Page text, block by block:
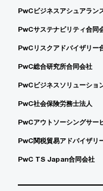
PwCビジネスアシュアラン
PwCサステナビリティ合同
PwCリスクアドバイザリー
PwC総合研究所合同会社
PwCビジネスソリューショ
PwC社会保険労務士法人
PwCアウトソーシングサー
PwC関税貿易アドバイザリ
PwC TS Japan合同会社